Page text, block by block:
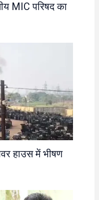
MIC परिषद का
हाउस में भीषण